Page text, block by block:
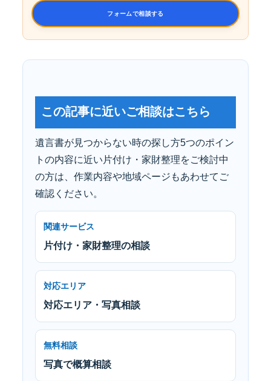
フォームで相談する
この記事に近いご相談はこちら
遺言書が見つからない時の探し方5つのポイン
トの内容に近い片付け・家財整理をご検討中
の方は、作業内容や地域ページもあわせてご
確認ください。
関連サービス
片付け・家財整理の相談
対応エリア
対応エリア・写真相談
無料相談
写真で概算相談